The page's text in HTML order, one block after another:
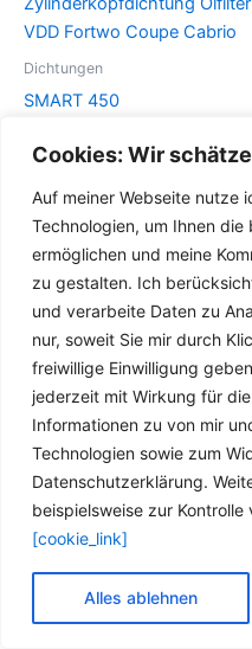
Cookies: Wir
Auf meiner Webseite nutze
Technologien, um Ihnen
ermöglichen und meine
zu gestalten. Ich
und verarbeite Daten zu
nur, soweit Sie mir durch
freiwillige Einwilligung
jederzeit mit Wirkung für
Informationen zu von mir
Technologien sowie zum
Datenschutzerklärung.
beispielsweise zur
[cookie_link]
Alles ablehnen
Dichtungen
SMART 450
Zylinderkopfdichtung Ölfilter
Details
Stoßdämpfer Domlager
Domlager + Wälzlager
SMART 450 452 SMART
1998-2007 Coupe Roadster
Brabus Fortwo
Details